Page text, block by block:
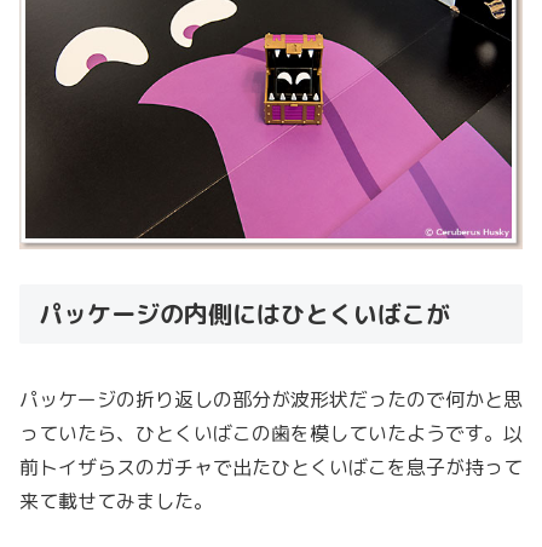
パッケージの内側にはひとくいばこが
パッケージの折り返しの部分が波形状だったので何かと思
っていたら、ひとくいばこの歯を模していたようです。以
前トイザらスのガチャで出たひとくいばこを息子が持って
来て載せてみました。